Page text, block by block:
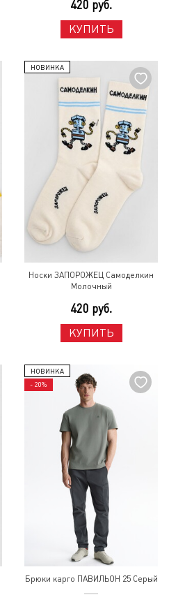
420 руб.
КУПИТЬ
НОВИНКА
Носки ЗАПОРОЖЕЦ Самоделкин
Молочный
420 руб.
КУПИТЬ
НОВИНКА
- 20%
Брюки карго ПАВИЛЬОН 25 Серый